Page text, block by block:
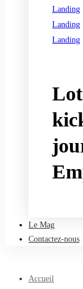
Landing
Landing
Landing
Le Mag
Contactez-nous
Accueil